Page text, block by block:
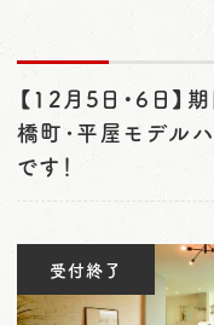
【12月5日・6日】
橋町･平屋モデル
です！
受付終了